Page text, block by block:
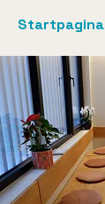
Startpagina